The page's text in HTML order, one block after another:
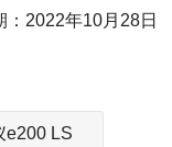
：2022年10月28日